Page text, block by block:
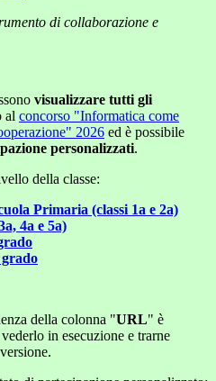
di collaborazione e
visualizzare tutti gli
al concorso "Informatica come
2026 ed è possibile
personalizzati.
della classe:
Primaria (classi 1a e 2a)
4a e 5a)
della colonna "URL" è
in esecuzione e trarne